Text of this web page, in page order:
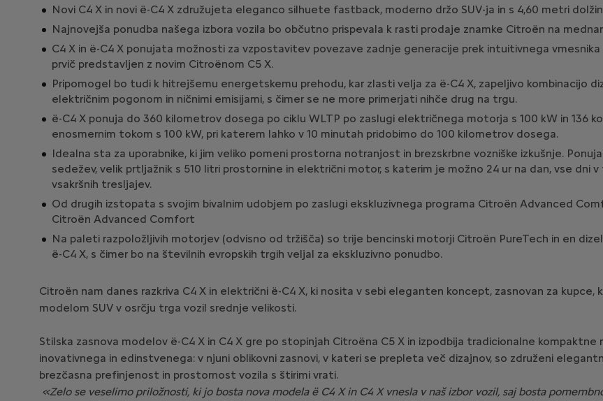
Novi C4 X in novi ë-C4 X združujeta eleganco silhuete fastback, moderno držo SUV-ja in s 4,60 metri
Najnovejša ponudba našega izbora vozila bo občutno prispevala k rasti prodaje znamke Citroën na
C4 X in ë-C4 X ponujata možnosti za vzpostavitev povezave zadnje generacije prek intuitivnega
prvič predstavljen z novim Citroënom C5 X.
Pripomogel bo tudi k hitrejšemu energetskemu prehodu, kar zlasti velja za ë-C4 X, zapeljivo kombinacijo
električnim pogonom in ničnimi emisijami, s čimer se ne more primerjati nihče drug na trgu.
ë-C4 X ponuja do 360 kilometrov dosega po ciklu WLTP po zaslugi električnega motorja s 100 kW in 136
enosmernim tokom s 100 kW, pri katerem lahko v 10 minutah pridobimo do 100 kilometrov dosega.
Idealna sta za uporabnike, ki jim veliko pomeni prostorna notranjost in brezskrbne vozniške izkušnje.
sedežev, velik prtljažnik s 510 litri prostornine in električni motor, s katerim je možno 24 ur na dan, vse dni
vsakršnih tresljajev.
Od drugih izstopata s svojim bivalnim udobjem po zaslugi ekskluzivnega programa Citroën Advanced
Citroën Advanced Comfort
Na paleti razpoložljivih motorjev (odvisno od tržišča) so trije bencinski motorji Citroën PureTech in en
ë-C4 X, s čimer bo na številnih evropskih trgih veljal za ekskluzivno ponudbo.
Citroën nam danes razkriva C4 X in električni ë-C4 X, ki nosita v sebi eleganten koncept, zasnovan za
modelom SUV v osrčju trga vozil srednje velikosti.
Stilska zasnova modelov ë-C4 X in C4 X gre po stopinjah Citroëna C5 X in izpodbija tradicionalne
inovativnega in edinstvenega: v njuni oblikovni zasnovi, v kateri se prepleta več dizajnov, so združeni
brezčasna prefinjenost in prostornost vozila s štirimi vrati.
«Zelo se veselimo priložnosti, ki jo bosta nova modela ë C4 X in C4 X vnesla v naš izbor vozil, saj bosta